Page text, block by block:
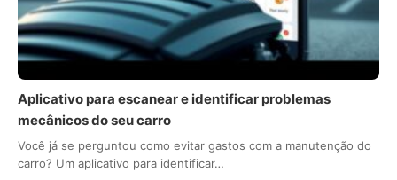
Aplicativo para escanear e identificar problemas
mecânicos do seu carro
Você já se perguntou como evitar gastos com a manutenção do
carro? Um aplicativo para identificar…